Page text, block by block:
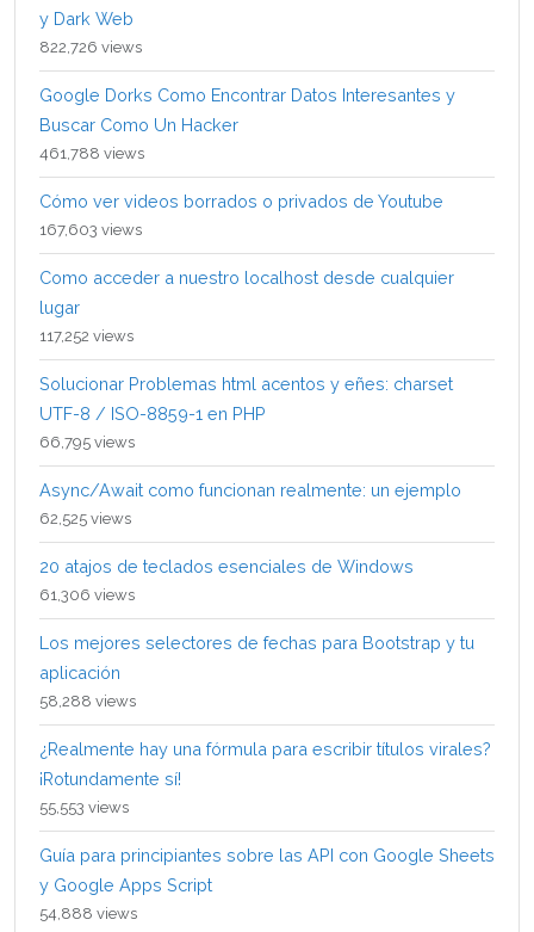
y Dark Web
822,726 views
Google Dorks Como Encontrar Datos Interesantes y
Buscar Como Un Hacker
461,788 views
Cómo ver videos borrados o privados de Youtube
167,603 views
Como acceder a nuestro localhost desde cualquier
lugar
117,252 views
Solucionar Problemas html acentos y eñes: charset
UTF-8 / ISO-8859-1 en PHP
66,795 views
Async/Await como funcionan realmente: un ejemplo
62,525 views
20 atajos de teclados esenciales de Windows
61,306 views
Los mejores selectores de fechas para Bootstrap y tu
aplicación
58,288 views
¿Realmente hay una fórmula para escribir títulos virales?
¡Rotundamente sí!
55,553 views
Guía para principiantes sobre las API con Google Sheets
y Google Apps Script
54,888 views